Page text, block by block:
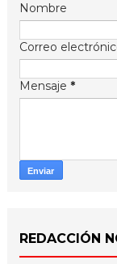
Nombre
Correo
Mensaje *
REDACCIÓN